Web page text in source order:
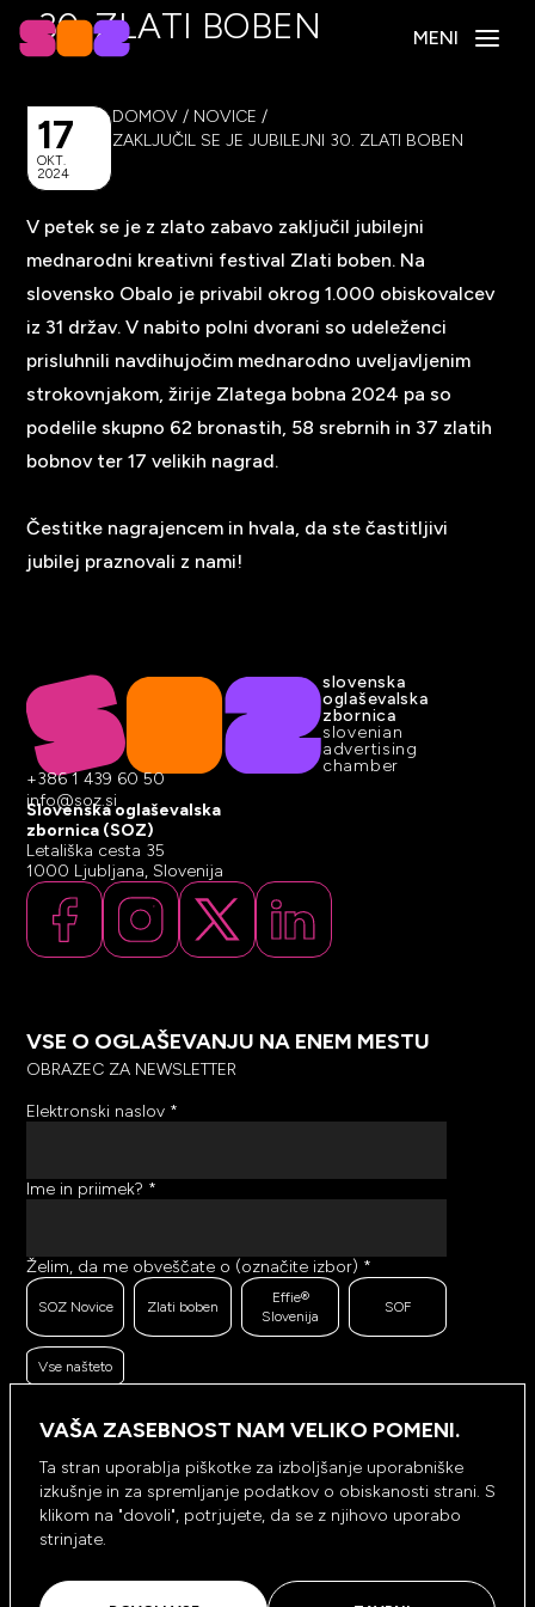
MENI
30. ZLATI BOBEN
17
OKT.
2024
DOMOV / NOVICE /
ZAKLJUČIL SE JE JUBILEJNI 30. ZLATI BOBEN
V petek se je z zlato zabavo zaključil jubilejni
mednarodni kreativni festival Zlati boben. Na
slovensko Obalo je privabil okrog 1.000 obiskovalcev
iz 31 držav. V nabito polni dvorani so udeleženci
prisluhnili navdihujočim mednarodno uveljavljenim
strokovnjakom, žirije Zlatega bobna 2024 pa so
podelile skupno 62 bronastih, 58 srebrnih in 37 zlatih
bobnov ter 17 velikih nagrad.
Čestitke nagrajencem in hvala, da ste častitljivi
jubilej praznovali z nami!
slovenska
oglaševalska
zbornica
slovenian
advertising
chamber
+386 1 439 60 50
info@soz.si
Slovenska oglaševalska
zbornica (SOZ)
Letališka cesta 35
1000 Ljubljana, Slovenija
VSE O OGLAŠEVANJU NA ENEM MESTU
OBRAZEC ZA NEWSLETTER
Elektronski naslov *
Ime in priimek? *
SOZ Novice Zlati boben
Effie®
Slovenija
SOF
Vse našteto
Želim, da me obveščate o (označite izbor) *
Da, dovolim
Ne, ne
zanimivo vsebino, bi želeli meriti odzive na poslana
sporočila. Ali nam dovolite, da beležimo, hranimo
prikaze prejetih sporočil ter klike na povezave v
prejetih sporočilih? *
NAROČI SE
VAŠA ZASEBNOST NAM VELIKO POMENI.
Ta stran uporablja piškotke za izboljšanje uporabniške
izkušnje in za spremljanje podatkov o obiskanosti strani. S
klikom na "dovoli", potrjujete, da se z njihovo uporabo
strinjate.